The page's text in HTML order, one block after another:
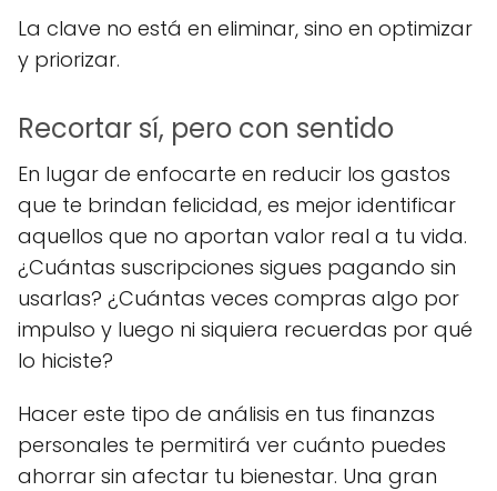
La clave no está en eliminar, sino en optimizar
y priorizar.
Recortar sí, pero con sentido
En lugar de enfocarte en reducir los gastos
que te brindan felicidad, es mejor identificar
aquellos que no aportan valor real a tu vida.
¿Cuántas suscripciones sigues pagando sin
usarlas? ¿Cuántas veces compras algo por
impulso y luego ni siquiera recuerdas por qué
lo hiciste?
Hacer este tipo de análisis en tus finanzas
personales te permitirá ver cuánto puedes
ahorrar sin afectar tu bienestar. Una gran